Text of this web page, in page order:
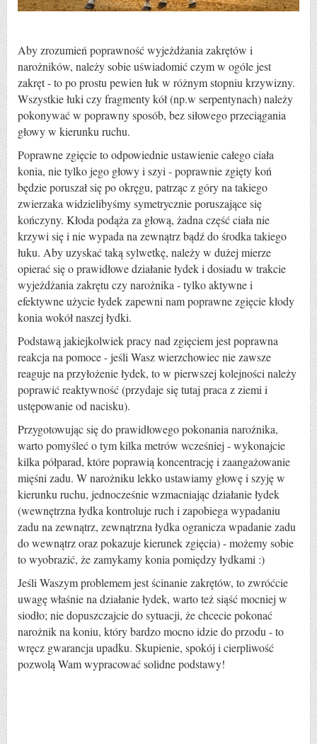
Aby zrozumień poprawność wyjeżdżania zakrętów i
narożników, należy sobie uświadomić czym w ogóle jest
zakręt - to po prostu pewien łuk w różnym stopniu krzywizny.
Wszystkie łuki czy fragmenty kół (np.w serpentynach) należy
pokonywać w poprawny sposób, bez siłowego przeciągania
głowy w kierunku ruchu.
Poprawne zgięcie to odpowiednie ustawienie całego ciała
konia, nie tylko jego głowy i szyi - poprawnie zgięty koń
będzie poruszał się po okręgu, patrząc z góry na takiego
zwierzaka widzielibyśmy symetrycznie poruszające się
kończyny. Kłoda podąża za głową, żadna część ciała nie
krzywi się i nie wypada na zewnątrz bądź do środka takiego
łuku. Aby uzyskać taką sylwetkę, należy w dużej mierze
opierać się o prawidłowe działanie łydek i dosiadu w trakcie
wyjeżdżania zakrętu czy narożnika - tylko aktywne i
efektywne użycie łydek zapewni nam poprawne zgięcie kłody
konia wokół naszej łydki.
Podstawą jakiejkolwiek pracy nad zgięciem jest poprawna
reakcja na pomoce - jeśli Wasz wierzchowiec nie zawsze
reaguje na przyłożenie łydek, to w pierwszej kolejności należy
poprawić reaktywność (przydaje się tutaj praca z ziemi i
ustępowanie od nacisku).
Przygotowując się do prawidłowego pokonania narożnika,
warto pomyśleć o tym kilka metrów wcześniej - wykonajcie
kilka półparad, które poprawią koncentrację i zaangażowanie
mięśni zadu. W narożniku lekko ustawiamy głowę i szyję w
kierunku ruchu, jednocześnie wzmacniając działanie łydek
(wewnętrzna łydka kontroluje ruch i zapobiega wypadaniu
zadu na zewnątrz, zewnątrzna łydka ogranicza wpadanie zadu
do wewnątrz oraz pokazuje kierunek zgięcia) - możemy sobie
to wyobrazić, że zamykamy konia pomiędzy łydkami :)
Jeśli Waszym problemem jest ścinanie zakrętów, to zwróćcie
uwagę właśnie na działanie łydek, warto też siąść mocniej w
siodło; nie dopuszczajcie do sytuacji, że chcecie pokonać
narożnik na koniu, który bardzo mocno idzie do przodu - to
wręcz gwarancja upadku. Skupienie, spokój i cierpliwość
pozwolą Wam wypracować solidne podstawy!